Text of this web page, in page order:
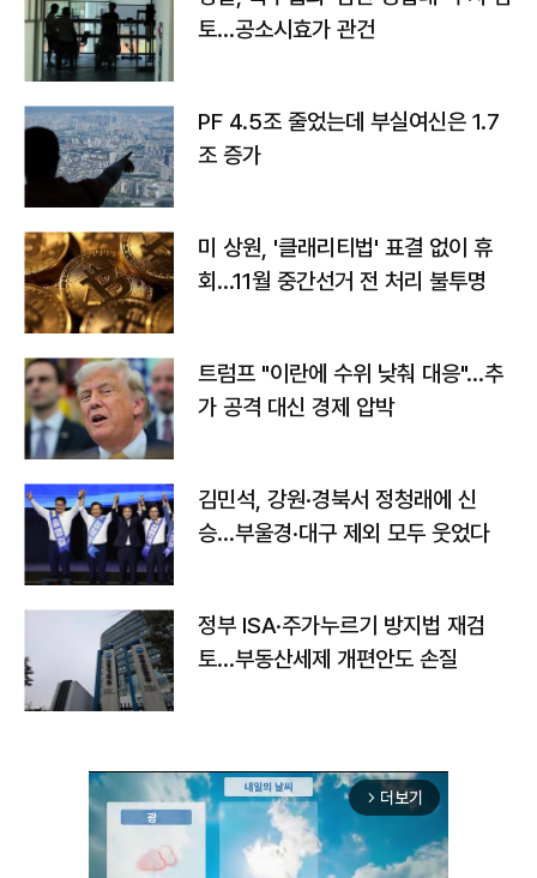
토…공소시효가 관건
PF 4.5조 줄었는데 부실여신은 1.7
조 증가
미 상원, '클래리티법' 표결 없이 휴
회…11월 중간선거 전 처리 불투명
트럼프 "이란에 수위 낮춰 대응"…추
가 공격 대신 경제 압박
김민석, 강원·경북서 정청래에 신
승…부울경·대구 제외 모두 웃었다
정부 ISA·주가누르기 방지법 재검
토…부동산세제 개편안도 손질
arrow_forward_ios 더보기